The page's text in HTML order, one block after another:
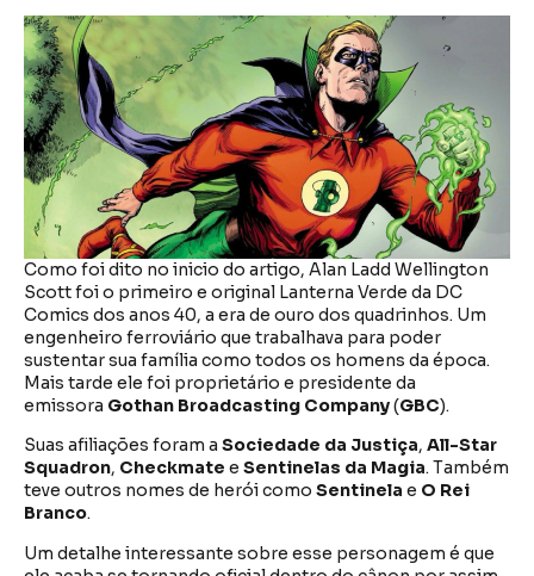
Como foi dito no inicio do artigo, Alan Ladd Wellington
Scott foi o primeiro e original Lanterna Verde da DC
Comics dos anos 40, a era de ouro dos quadrinhos. Um
engenheiro ferroviário que trabalhava para poder
sustentar sua família como todos os homens da época.
Mais tarde ele foi proprietário e presidente da
emissora Gothan Broadcasting Company(GBC).
Suas afiliações foram a Sociedade da Justiça, All-Star
Squadron, Checkmate e Sentinelas da Magia. Também
teve outros nomes de herói como Sentinela e O Rei
Branco.
Um detalhe interessante sobre esse personagem é que